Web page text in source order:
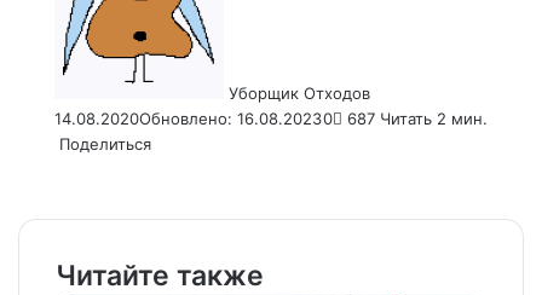
Уборщик Отходов
14.08.2020Обновлено: 16.08.20230 687 Читать 2 мин.
Поделиться
Читайте также